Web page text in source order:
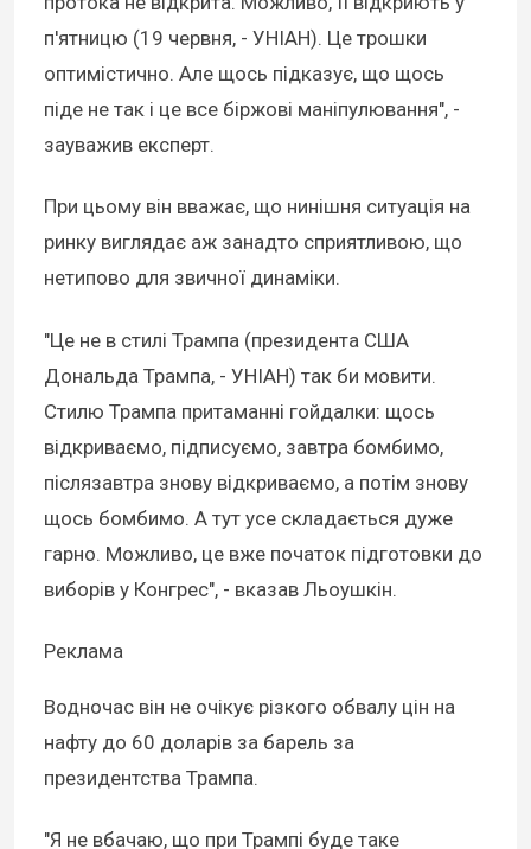
п'ятницю (19 червня, - УНІАН). Це трошки
оптимістично. Але щось підказує, що щось
піде не так і це все біржові маніпулювання", -
зауважив експерт.
При цьому він вважає, що нинішня ситуація на
ринку виглядає аж занадто сприятливою, що
нетипово для звичної динаміки.
"Це не в стилі Трампа (президента США
Дональда Трампа, - УНІАН) так би мовити.
Стилю Трампа притаманні гойдалки: щось
відкриваємо, підписуємо, завтра бомбимо,
післязавтра знову відкриваємо, а потім знову
щось бомбимо. А тут усе складається дуже
гарно. Можливо, це вже початок підготовки до
виборів у Конгрес", - вказав Льоушкін.
Реклама
Водночас він не очікує різкого обвалу цін на
нафту до 60 доларів за барель за
президентства Трампа.
"Я не вбачаю, що при Трампі буде таке